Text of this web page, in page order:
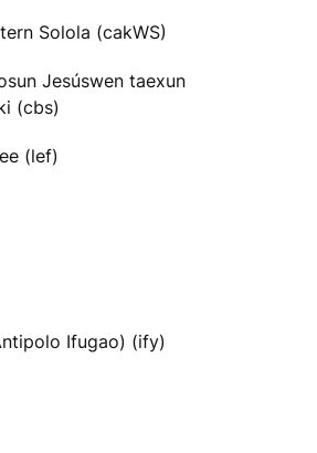
Solola (cakWS)
Jesúswen taexun
(cbs)
(lef)
Ifugao) (ify)